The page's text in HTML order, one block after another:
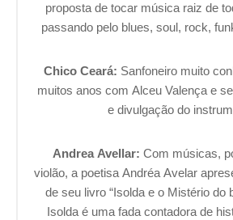
proposta de tocar música raiz de
passando pelo blues, soul, rock,
Chico Ceará: Sanfoneiro muito
muitos anos com Alceu Valença e
e divulgação do
Andrea Avellar: Com músicas,
violão, a poetisa Andréa Avelar
de seu livro “Isolda e o Mistério do
Isolda é uma fada contadora de